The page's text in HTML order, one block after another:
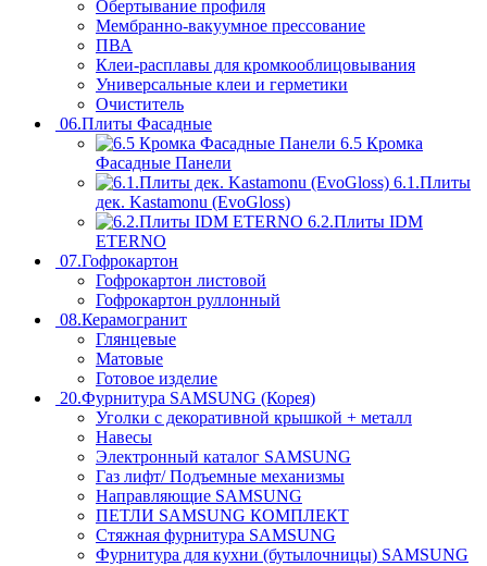
Обертывание профиля
Мембранно-вакуумное прессование
ПВА
Клеи-расплавы для кромкооблицовывания
Универсальные клеи и герметики
Очиститель
06.Плиты Фасадные
6.5 Кромка
Фасадные Панели
6.1.Плиты
дек. Kastamonu (EvoGloss)
6.2.Плиты IDM
ETERNO
07.Гофрокартон
Гофрокартон листовой
Гофрокартон руллонный
08.Керамогранит
Глянцевые
Матовые
Готовое изделие
20.Фурнитура SAMSUNG (Корея)
Уголки с декоративной крышкой + металл
Навесы
Электронный каталог SAMSUNG
Газ лифт/ Подъемные механизмы
Направляющие SAMSUNG
ПЕТЛИ SAMSUNG КОМПЛЕКТ
Стяжная фурнитура SAMSUNG
Фурнитура для кухни (бутылочницы) SAMSUNG